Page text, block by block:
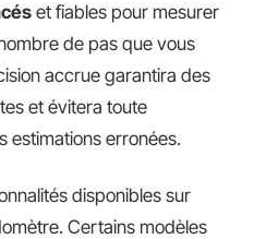
et fiables pour mesurer
de pas que vous
accrue garantira des
et évitera toute
estimations erronées.
disponibles sur
Certains modèles